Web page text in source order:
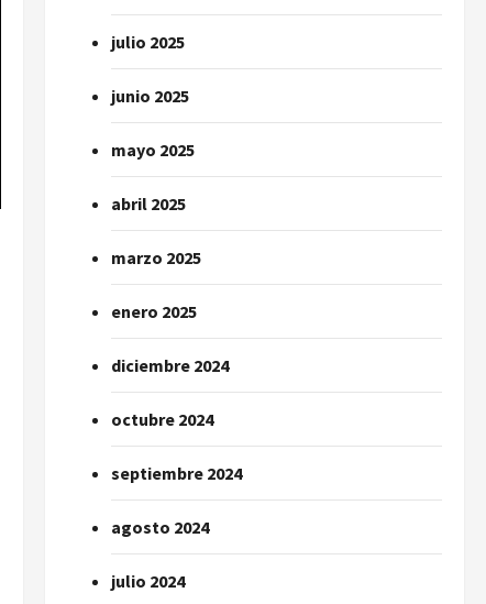
julio 2025
junio 2025
mayo 2025
abril 2025
marzo 2025
enero 2025
diciembre 2024
octubre 2024
septiembre 2024
agosto 2024
julio 2024